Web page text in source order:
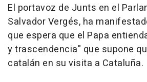
El portavoz de Junts en el
Salvador Vergés, ha
que espera que el Papa
y trascendencia" que supone
catalán en su visita a Cataluña.